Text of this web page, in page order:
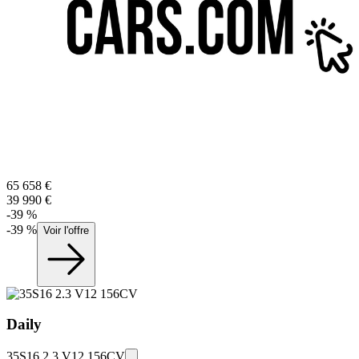
65 658 €
39 990 €
-39 %
-39 % Voir l'offre
Daily
35S16 2.3 V12 156CV